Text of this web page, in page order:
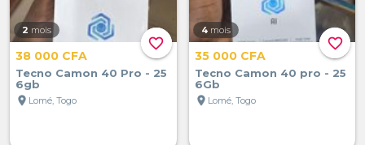
favorite_border
2 mois
38 000 CFA
Tecno Camon 40 Pro - 25
6gb
location_on Lomé, Togo
favorite_border
4 mois
35 000 CFA
Tecno Camon 40 pro - 25
6Gb
location_on Lomé, Togo